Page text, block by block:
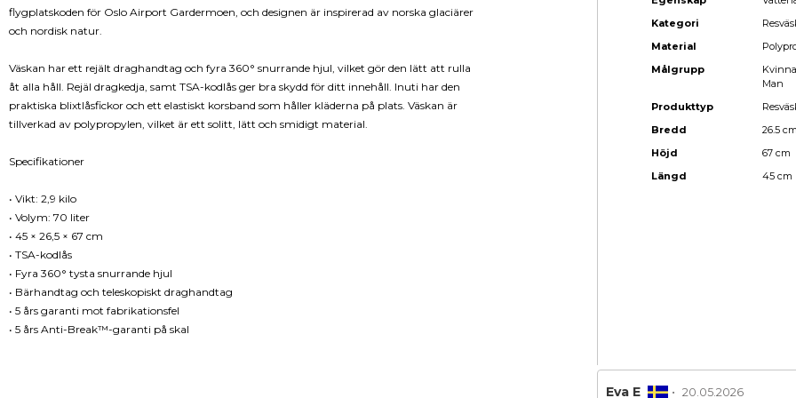
flygplatskoden för Oslo Airport Gardermoen, och designen är inspirerad av norska glaciärer
och nordisk natur.
Väskan har ett rejält draghandtag och fyra 360° snurrande hjul, vilket gör den lätt att rulla
åt alla håll. Rejäl dragkedja, samt TSA-kodlås ger bra skydd för ditt innehåll. Inuti har den
praktiska blixtlåsfickor och ett elastiskt korsband som håller kläderna på plats. Väskan är
tillverkad av polypropylen, vilket är ett solitt, lätt och smidigt material.
Specifikationer
• Vikt: 2,9 kilo
• Volym: 70 liter
• 45 × 26,5 × 67 cm
• TSA-kodlås
• Fyra 360° tysta snurrande hjul
• Bärhandtag och teleskopiskt draghandtag
• 5 års garanti mot fabrikationsfel
• 5 års Anti-Break™-garanti på skal
Kategori
Material
Målgrupp
Kvinna
Man
Produkttyp
Bredd
26.5 cm
Höjd
67 cm
Längd
45 cm
Recensionsförfattare:
Eva E • Recensionsdatum:
20.05.2026